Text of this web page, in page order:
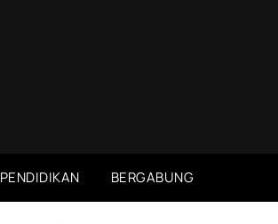
PENDIDIKAN BERGABUNG